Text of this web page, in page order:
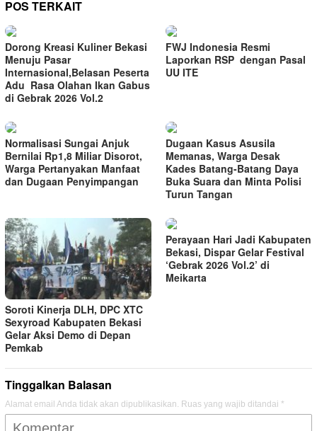
POS TERKAIT
Dorong Kreasi Kuliner Bekasi
Menuju Pasar
Internasional,Belasan Peserta
Adu Rasa Olahan Ikan Gabus
di Gebrak 2026 Vol.2
FWJ Indonesia Resmi
Laporkan RSP dengan Pasal
UU ITE
Normalisasi Sungai Anjuk
Bernilai Rp1,8 Miliar Disorot,
Warga Pertanyakan Manfaat
dan Dugaan Penyimpangan
Dugaan Kasus Asusila
Memanas, Warga Desak
Kades Batang-Batang Daya
Buka Suara dan Minta Polisi
Turun Tangan
Soroti Kinerja DLH, DPC XTC
Sexyroad Kabupaten Bekasi
Gelar Aksi Demo di Depan
Pemkab
Perayaan Hari Jadi Kabupaten
Bekasi, Dispar Gelar Festival
‘Gebrak 2026 Vol.2’ di
Meikarta
Tinggalkan Balasan
Alamat email Anda tidak akan dipublikasikan. Ruas yang wajib ditandai *